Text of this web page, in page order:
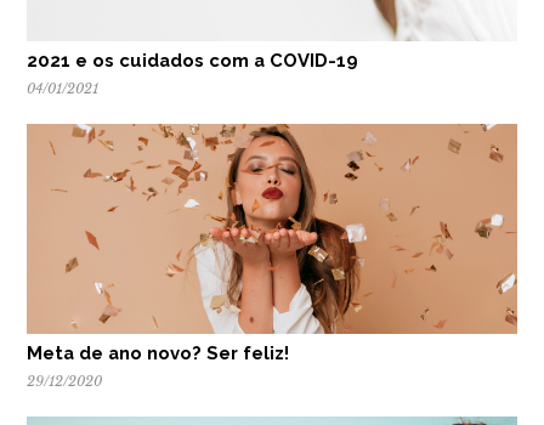
2021 e os cuidados com a COVID-19
04/01/2021
Meta de ano novo? Ser feliz!
29/12/2020